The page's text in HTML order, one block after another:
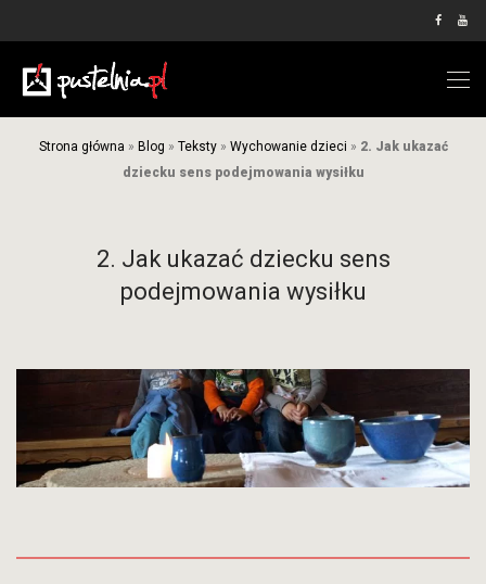
Strona główna » Blog » Teksty» Wychowanie dzieci » 2. Jak ukazać
dziecku sens podejmowania wysiłku
2. Jak ukazać dziecku sens
podejmowania wysiłku